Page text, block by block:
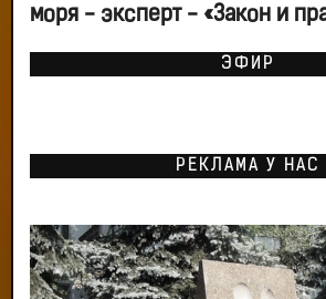
моря - эксперт - «Закон и
ЭФИР
РЕКЛАМА У НАС